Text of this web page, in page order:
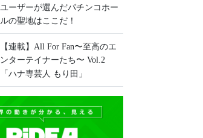
ユーザーが選んだパチンコホー
ルの聖地はここだ！
【連載】All For Fan〜至高のエ
ンターテイナーたち〜 Vol.2
「ハナ専芸人 もり田」